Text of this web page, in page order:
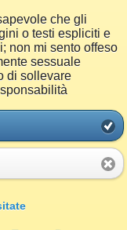
che gli
o testi espliciti e
non mi sento offeso
sessuale
di sollevare